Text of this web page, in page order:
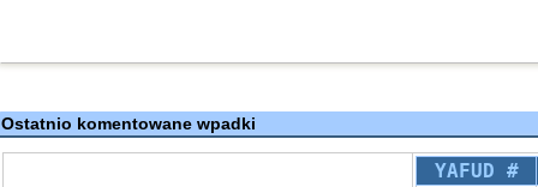
Ostatnio komentowane wpadki
YAFUD #